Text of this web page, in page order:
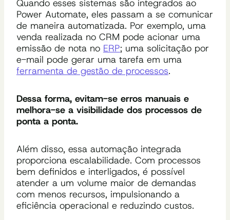
Quando esses sistemas são integrados ao
Power Automate, eles passam a se comunicar
de maneira automatizada. Por exemplo, uma
venda realizada no CRM pode acionar uma
emissão de nota no ERP; uma solicitação por
e-mail pode gerar uma tarefa em uma
ferramenta de gestão de processos.
Dessa forma, evitam-se erros manuais e
melhora-se a visibilidade dos processos de
ponta a ponta.
Além disso, essa automação integrada
proporciona escalabilidade. Com processos
bem definidos e interligados, é possível
atender a um volume maior de demandas
com menos recursos, impulsionando a
eficiência operacional e reduzindo custos.